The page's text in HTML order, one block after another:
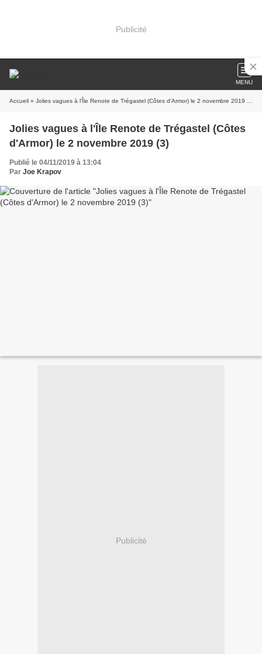
Publicité
MENU
Accueil » Jolies vagues à l'Île Renote de Trégastel (Côtes d'Armor) le 2 novembre 2019 (3)
Jolies vagues à l'Île Renote de Trégastel (Côtes
d'Armor) le 2 novembre 2019 (3)
Publié le 04/11/2019 à 13:04
Par Joe Krapov
Publicité